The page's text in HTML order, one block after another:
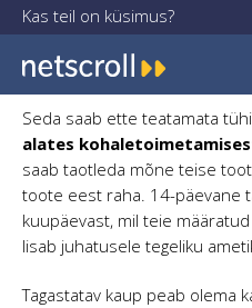
Kas teil on küsimus?
info@netscroll.ee
Liigu
navigeerimisele
Liigu
sisu
juurde
Seda saab ette teatamata
alates
saab taotleda mõne teise
toote eest raha. 14-päevane
kuupäevast, mil teie
lisab juhatusele tegeliku
Tagastatav kaup peab olema